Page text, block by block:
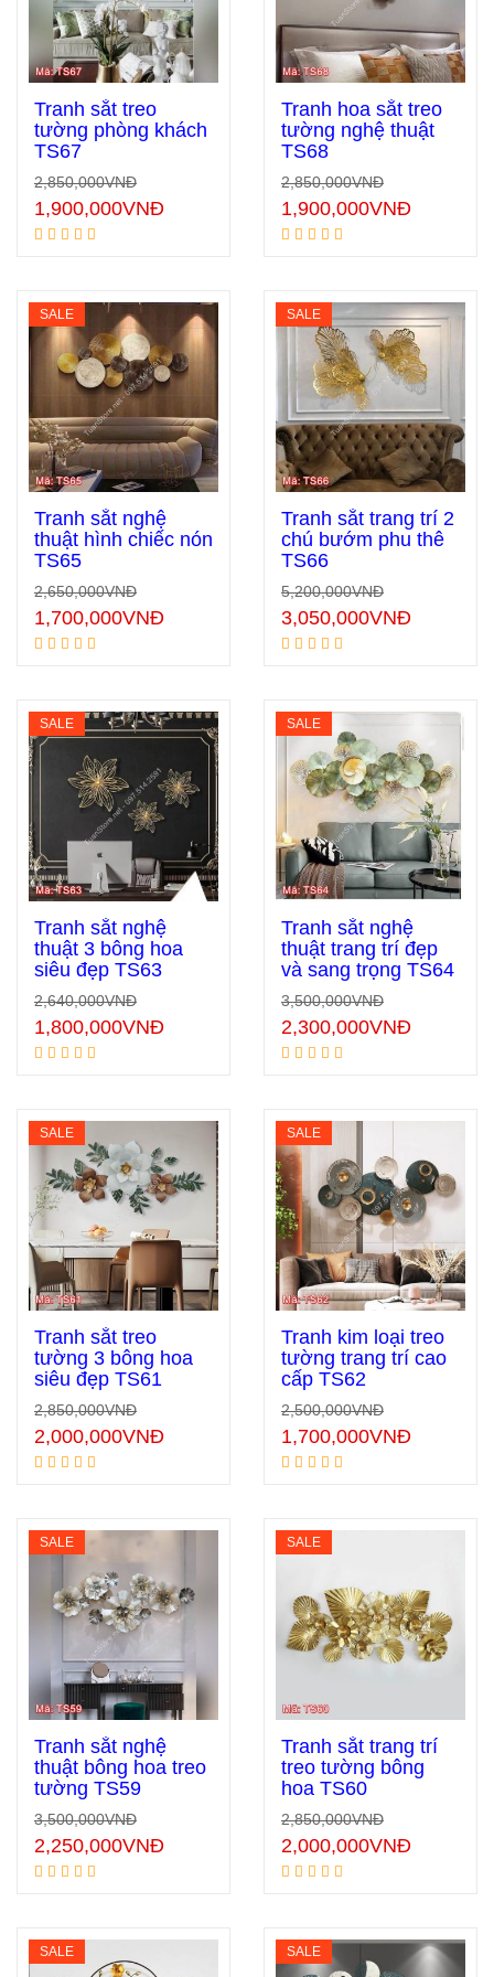
Tranh hoa sắt treo
tường nghệ thuật
TS68
2,850,000VNĐ
1,900,000VNĐ
Tranh sắt treo
tường phòng khách
TS67
2,850,000VNĐ
1,900,000VNĐ
SALE
Tranh sắt trang trí 2
chú bướm phu thê
TS66
5,200,000VNĐ
3,050,000VNĐ
SALE
Tranh sắt nghệ
thuật hình chiếc nón
TS65
2,650,000VNĐ
1,700,000VNĐ
SALE
Thêm vào giỏ hàng
Tranh sắt nghệ
thuật trang trí đẹp
và sang trọng TS64
3,500,000VNĐ
2,300,000VNĐ
SALE
Thêm vào giỏ hàng
Tranh sắt nghệ
thuật 3 bông hoa
siêu đẹp TS63
2,640,000VNĐ
1,800,000VNĐ
SALE
Tranh kim loại treo
tường trang trí cao
cấp TS62
2,500,000VNĐ
1,700,000VNĐ
SALE
Thêm vào giỏ hàng
Tranh sắt treo
tường 3 bông hoa
siêu đẹp TS61
2,850,000VNĐ
2,000,000VNĐ
SALE
Tranh sắt trang trí
treo tường bông
hoa TS60
2,850,000VNĐ
2,000,000VNĐ
SALE
Thêm vào giỏ hàng
Tranh sắt nghệ
thuật bông hoa treo
tường TS59
3,500,000VNĐ
2,250,000VNĐ
SALE
SALE